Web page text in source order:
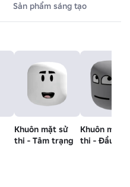
Sản phẩm sáng tạo
Khuôn mặt sử
thi - Tâm trạng
Khuôn mặt
thi - Đầu